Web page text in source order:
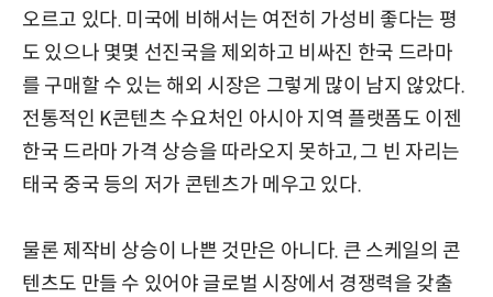
오르고 있다. 미국에 비해서는 여전히 가성비 좋다는 평
도 있으나 몇몇 선진국을 제외하고 비싸진 한국 드라마
를 구매할 수 있는 해외 시장은 그렇게 많이 남지 않았다.
전통적인 K콘텐츠 수요처인 아시아 지역 플랫폼도 이젠
한국 드라마 가격 상승을 따라오지 못하고, 그 빈 자리는
태국 중국 등의 저가 콘텐츠가 메우고 있다.
물론 제작비 상승이 나쁜 것만은 아니다. 큰 스케일의 콘
텐츠도 만들 수 있어야 글로벌 시장에서 경쟁력을 갖출